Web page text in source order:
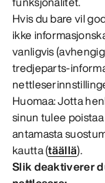
Hvis du bare vil
ikke
vanligvis
tredjeparts-
Huomaa: Jotta
sinun tulee
antamasta
kautta (täällä).
Slik deaktiverer